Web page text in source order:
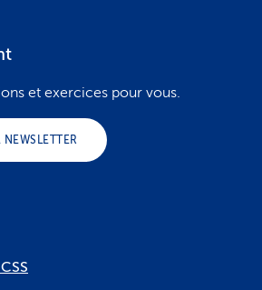
et exercices pour vous.